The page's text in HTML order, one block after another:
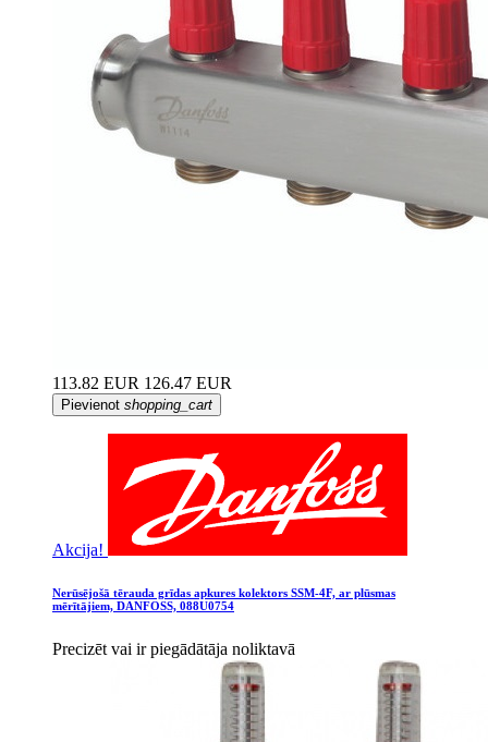
113.82 EUR 126.47 EUR
Pievienot shopping_cart
Akcija!
Nerūsējošā tērauda grīdas apkures kolektors SSM-4F, ar plūsmas
mērītājiem, DANFOSS, 088U0754
Precizēt vai ir piegādātāja noliktavā